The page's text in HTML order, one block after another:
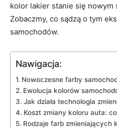
kolor lakier stanie się nowym
Zobaczmy, co sądzą o tym
samochodów.
Nawigacja:
Nowoczesne farby
Ewolucja kolorów
Jak działa technologia
Koszt zmiany koloru auta:
Rodzaje farb zmieniających